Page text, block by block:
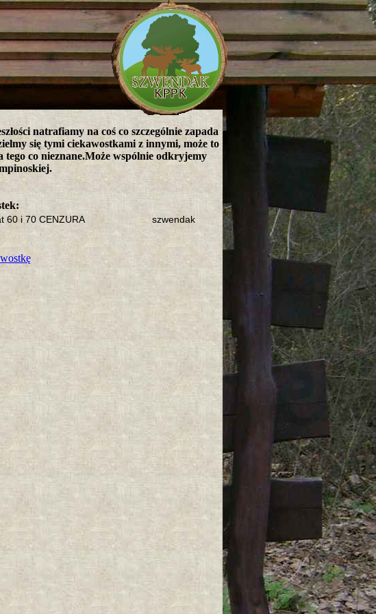
natrafiamy na coś co szczególnie zapada
się tymi ciekawostkami z innymi, może to
co nieznane.Może wspólnie odkryjemy
60 i 70 CENZURA szwendak